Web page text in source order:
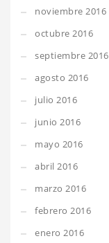
noviembre 2016
octubre 2016
septiembre 2016
agosto 2016
julio 2016
junio 2016
mayo 2016
abril 2016
marzo 2016
febrero 2016
enero 2016